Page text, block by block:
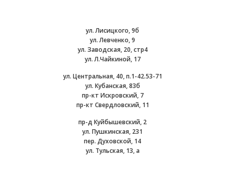
ул. Лисицкого, 9б
ул. Левченко, 9
ул. Заводская, 20, стр4
ул. Л.Чайкиной, 17
ул. Центральная, 40, п.1-42.53-71
ул. Кубанская, 83б
пр-кт Искровский, 7
пр-кт Свердловский, 11
пр-д Куйбышевский, 2
ул. Пушкинская, 231
пер. Духовской, 14
ул. Тульская, 13, а